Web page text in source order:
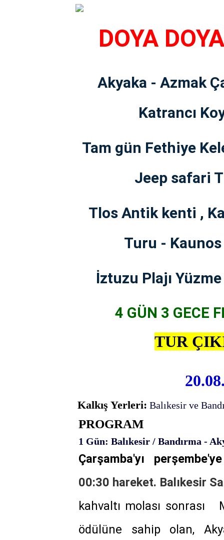
DOYA
Akyaka - Azmak
Katrancı
Tam gün Fethiye
Jeep safari
Tlos Antik kenti ,
Turu -
İztuzu Plajı
4 GÜN 3 GECE
TUR
Kalkış Yerleri: Balıkesir ve
PROGRAM
1 Gün: Balıkesir / Bandırma -
Çarşamba'yı
00:30 hareket. Balıkesir
kahvaltı molası sonrası
ödülüne sahip olan,